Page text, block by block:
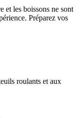
et les boissons ne sont
Préparez vos
roulants et aux